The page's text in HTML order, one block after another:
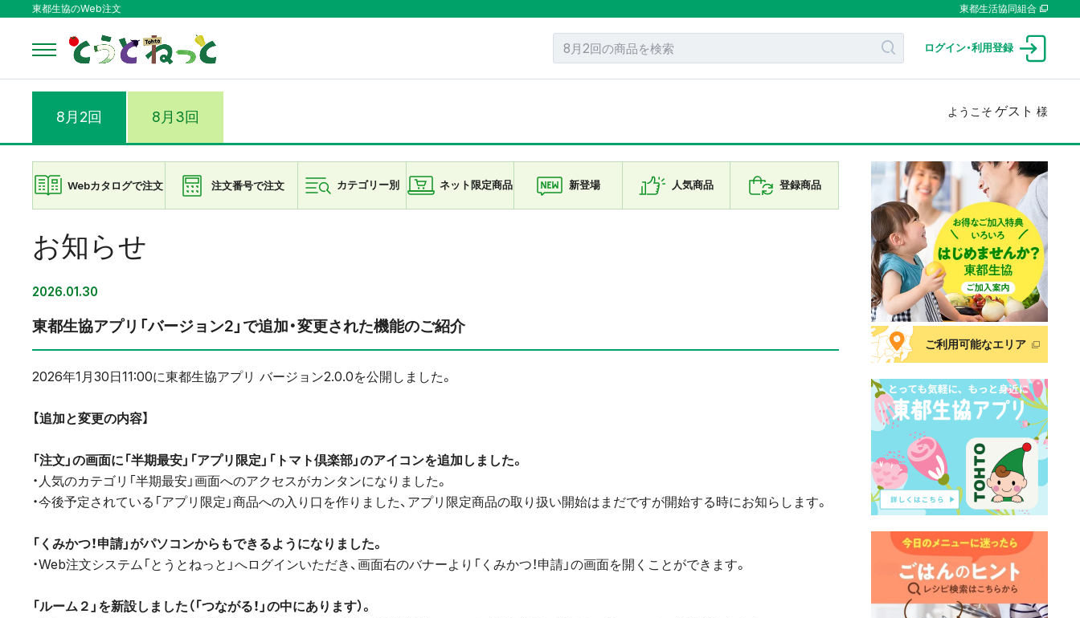
東都生協のWeb注文 東都生活協同組合
ログイン・利用登録
8月2回 8月3回 ようこそ ゲスト 様
Webカタログで注文 注文番号で注文 カテゴリー別 ネット限定商品 新登場 人気商品 登録商品
お知らせ
2026.01.30
東都生協アプリ「バージョン2」で追加・変更された機能のご紹介
2026年1月30日11:00に東都生協アプリ バージョン2.0.0を公開しました。
【追加と変更の内容】
「注文」の画面に「半期最安」「アプリ限定」「トマト倶楽部」のアイコンを追加しました。
・人気のカテゴリ「半期最安」画面へのアクセスがカンタンになりました。
・今後予定されている「アプリ限定」商品への入り口を作りました、アプリ限定商品の取り扱い開始はまだですが開始する時にお知らします。
「くみかつ！申請」がパソコンからもできるようになりました。
・Web注文システム「とうとねっと」へログインいただき、画面右のバナーより「くみかつ！申請」の画面を開くことができます。
「ルーム２」を新設しました（「つながる！」の中にあります）。
ご利用可能なエリア